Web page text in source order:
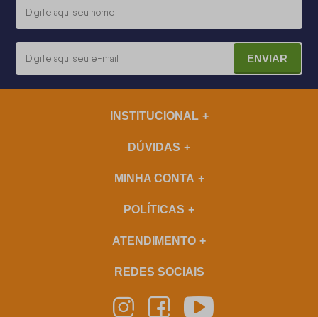
ENVIAR
INSTITUCIONAL
DÚVIDAS
MINHA CONTA
POLÍTICAS
ATENDIMENTO
REDES SOCIAIS